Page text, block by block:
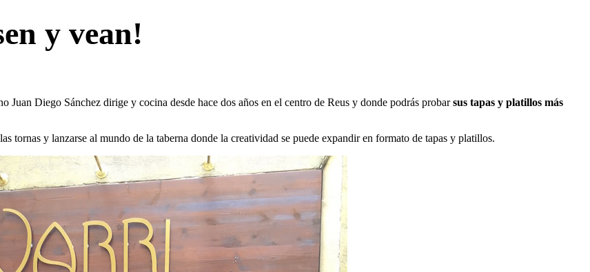
y vean!
Juan Diego Sánchez dirige y cocina desde hace dos años en el centro de Reus y donde podrás probarsus tapas y platillos más
tornas y lanzarse al mundo de la taberna donde la creatividad se puede expandir en formato de tapas y platillos.